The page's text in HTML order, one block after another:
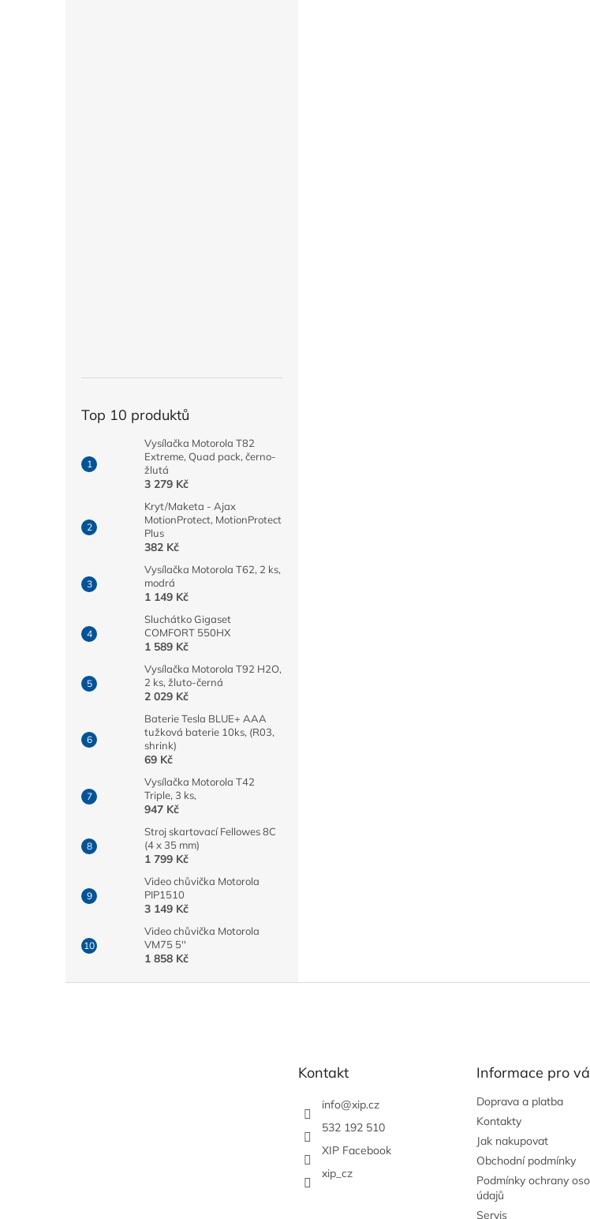
Top 10 produktů
Vysílačka Motorola T82
Extreme, Quad pack, černo-
žlutá
3 279 Kč
Kryt/Maketa - Ajax
MotionProtect, MotionProtect
Plus
382 Kč
Vysílačka Motorola T62, 2 ks,
modrá
1 149 Kč
Sluchátko Gigaset
COMFORT 550HX
1 589 Kč
Vysílačka Motorola T92 H2O,
2 ks, žluto-černá
2 029 Kč
Baterie Tesla BLUE+ AAA
tužková baterie 10ks, (R03,
shrink)
69 Kč
Vysílačka Motorola T42
Triple, 3 ks,
947 Kč
Stroj skartovací Fellowes 8C
(4 x 35 mm)
1 799 Kč
Video chůvička Motorola
PIP1510
3 149 Kč
Video chůvička Motorola
VM75 5''
1 858 Kč
Kontakt
info@xip.cz
532 192 510
XIP Facebook
xip_cz
Informace pro
Doprava a platba
Kontakty
Jak nakupovat
Obchodní podmínky
Podmínky ochrany
údajů
Servis